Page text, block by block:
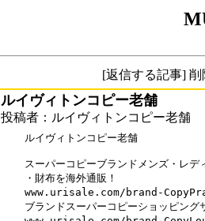
[返信する記事]
ルイヴィトンコピー老舗
投稿者：ルイヴィトンコピー老舗
ルイヴィトンコピー老舗
スーパーコピーブランドメンズ・レ
・財布を海外通販！
www.urisale.com/brand-
ブランドスーパーコピーショッピン